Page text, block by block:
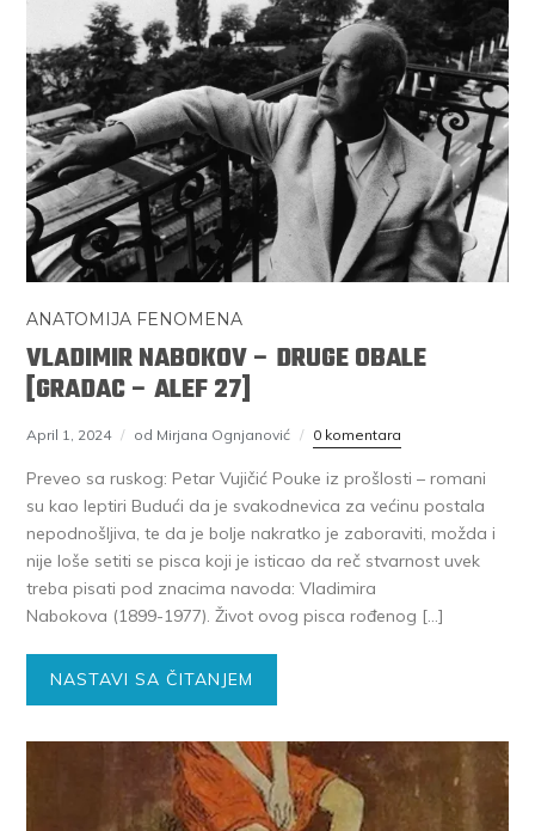
ANATOMIJA FENOMENA
VLADIMIR NABOKOV – DRUGE OBALE
[GRADAC – ALEF 27]
April 1, 2024 od Mirjana Ognjanović 0 komentara
Preveo sa ruskog: Petar Vujičić Pouke iz prošlosti – romani
su kao leptiri Budući da je svakodnevica za većinu postala
nepodnošljiva, te da je bolje nakratko je zaboraviti, možda i
nije loše setiti se pisca koji je isticao da reč stvarnost uvek
treba pisati pod znacima navoda: Vladimira
Nabokova (1899-1977). Život ovog pisca rođenog […]
NASTAVI SA ČITANJEM